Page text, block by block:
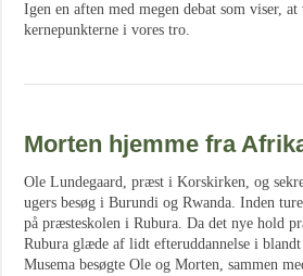
Igen en aften med megen debat som viser,
kernepunkterne i vores tro.
Morten hjemme fra
Ole Lundegaard, præst i Korskirken, og
ugers besøg i Burundi og Rwanda. Inden
på præsteskolen i Rubura. Da det nye hold
Rubura glæde af lidt efteruddannelse i
Musema besøgte Ole og Morten, sammen